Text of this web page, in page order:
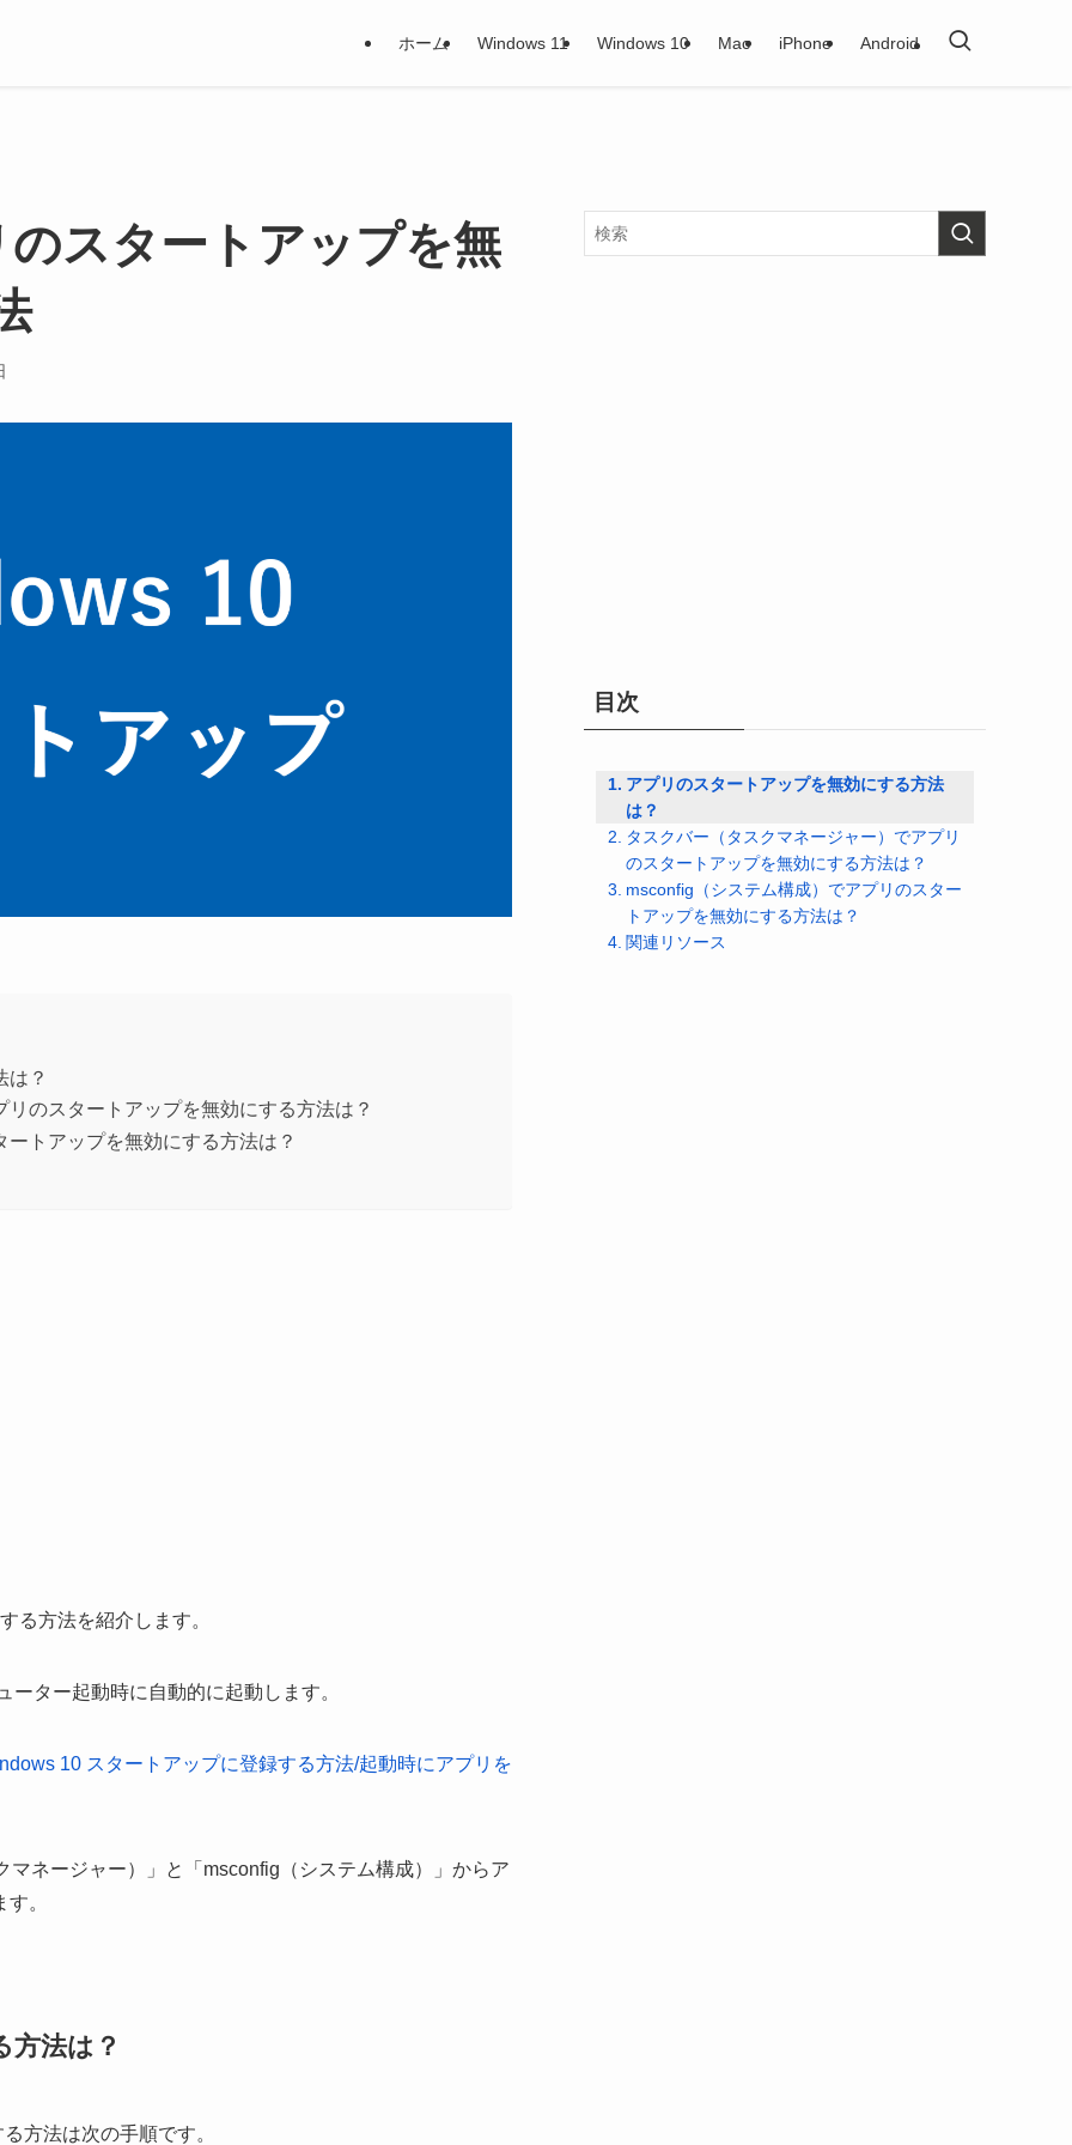
ホーム Windows 11 Windows 10 Mac iPhone Android
スタートアップを無
は？
のスタートアップを無効にする方法は？
トアップを無効にする方法は？
る方法を紹介します。
ター起動時に自動的に起動します。
10 スタートアップに登録する方法/起動時にアプリを
ネージャー）」と「msconfig（システム構成）」からア
。
法は？
方法は次の手順です。
目次
アプリのスタートアップを無効にする方法
は？
タスクバー（タスクマネージャー）でアプリ
のスタートアップを無効にする方法は？
msconfig（システム構成）でアプリのスター
トアップを無効にする方法は？
関連リソース